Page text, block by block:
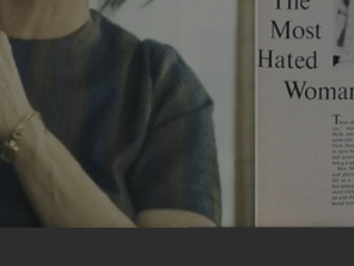
estudió derecho, pero no llegó a